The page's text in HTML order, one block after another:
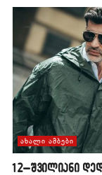
ᲐᲮᲐᲚᲘ ᲐᲛᲑᲔᲑᲘ
12–შვილიანი